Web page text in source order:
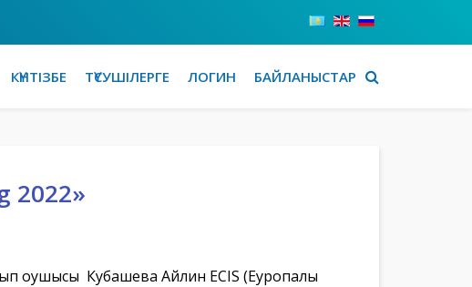
КҮНТІЗБЕ ТҮСУШІЛЕРГЕ ЛОГИН БАЙЛАНЫСТАР
2022»
Кубашева Айлин ECIS (Еуропалық